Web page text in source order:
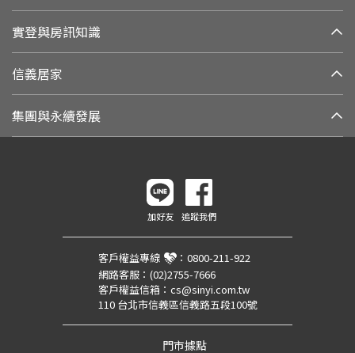
實登與房訊知識
信義居家
集團與永續發展
加好友 追蹤我們
客戶權益專線 ： 0800-211-922
網路客服： (02)2755-7666
客戶權益信箱： cs@sinyi.com.tw
110 台北市信義區信義路五段100號
門市據點